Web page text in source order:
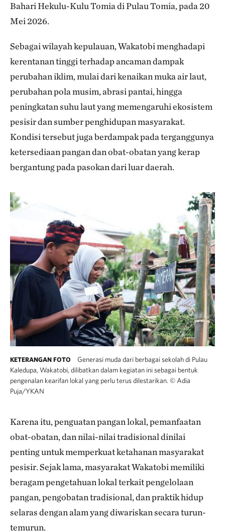
Bahari Hekulu-Kulu Tomia di Pulau Tomia, pada 20
Mei 2026.
Sebagai wilayah kepulauan, Wakatobi menghadapi
kerentanan tinggi terhadap ancaman dampak
perubahan iklim, mulai dari kenaikan muka air laut,
perubahan pola musim, abrasi pantai, hingga
peningkatan suhu laut yang memengaruhi ekosistem
pesisir dan sumber penghidupan masyarakat.
Kondisi tersebut juga berdampak pada terganggunya
ketersediaan pangan dan obat-obatan yang kerap
bergantung pada pasokan dari luar daerah.
KETERANGAN FOTO
Generasi muda dari berbagai sekolah di Pulau
Kaledupa, Wakatobi, dilibatkan dalam kegiatan ini sebagai bentuk
pengenalan kearifan lokal yang perlu terus dilestarikan. © Adia
Puja/YKAN
Karena itu, penguatan pangan lokal, pemanfaatan
obat-obatan, dan nilai-nilai tradisional dinilai
penting untuk memperkuat ketahanan masyarakat
pesisir. Sejak lama, masyarakat Wakatobi memiliki
beragam pengetahuan lokal terkait pengelolaan
pangan, pengobatan tradisional, dan praktik hidup
selaras dengan alam yang diwariskan secara turun-
temurun.